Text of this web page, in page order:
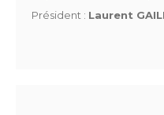
Président : Laurent